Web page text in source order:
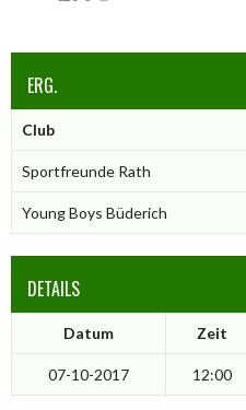
ERG.
Club
Sportfreunde Rath
Young Boys Büderich
DETAILS
Datum Zeit
07-10-2017 12:00